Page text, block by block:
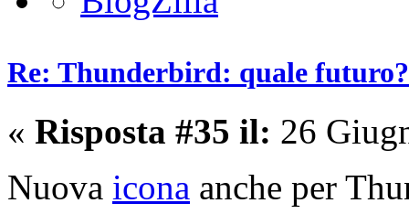
Re: Thunderbird: quale futuro?
« Risposta #35 il: 26
Nuova icona anche per